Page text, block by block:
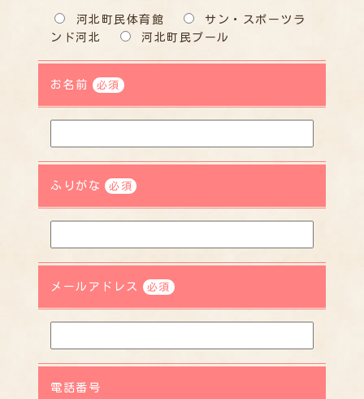
河北町民体育館
サン・スポーツラ
ンド河北
河北町民プール
お名前 必須
ふりがな 必須
メールアドレス 必須
電話番号